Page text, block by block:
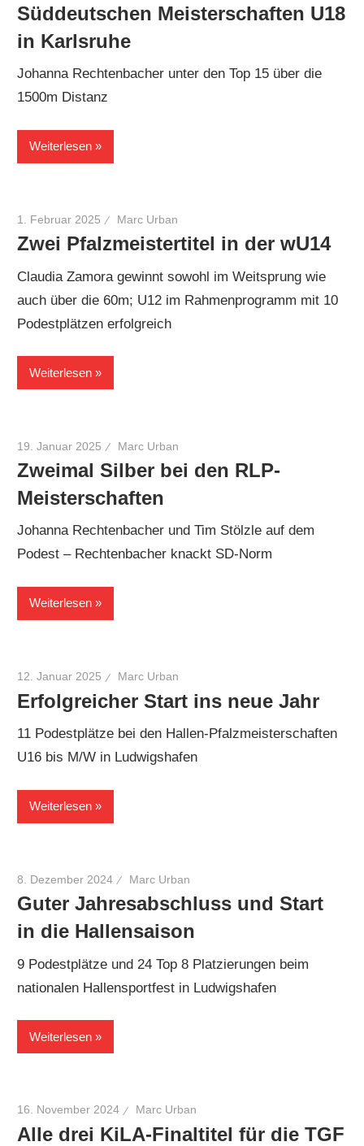
Süddeutschen Meisterschaften U18
in Karlsruhe
Johanna Rechtenbacher unter den Top 15 über die
1500m Distanz
Weiterlesen
1. Februar 2025 Marc Urban
Zwei Pfalzmeistertitel in der wU14
Claudia Zamora gewinnt sowohl im Weitsprung wie
auch über die 60m; U12 im Rahmenprogramm mit 10
Podestplätzen erfolgreich
Weiterlesen
19. Januar 2025 Marc Urban
Zweimal Silber bei den RLP-
Meisterschaften
Johanna Rechtenbacher und Tim Stölzle auf dem
Podest – Rechtenbacher knackt SD-Norm
Weiterlesen
12. Januar 2025 Marc Urban
Erfolgreicher Start ins neue Jahr
11 Podestplätze bei den Hallen-Pfalzmeisterschaften
U16 bis M/W in Ludwigshafen
Weiterlesen
8. Dezember 2024 Marc Urban
Guter Jahresabschluss und Start
in die Hallensaison
9 Podestplätze und 24 Top 8 Platzierungen beim
nationalen Hallensportfest in Ludwigshafen
Weiterlesen
16. November 2024 Marc Urban
Alle drei KiLA-Finaltitel für die TGF